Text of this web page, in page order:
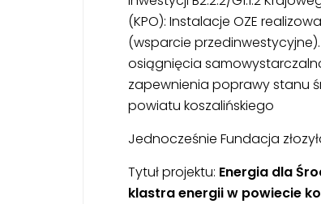
(KPO): Instalacje OZE
(wsparcie
osiągnięcia
zapewnienia poprawy stanu
powiatu koszalińskiego
Jednocześnie Fundacja
Tytuł projektu: Energia dla
klastraenergii w powiecie